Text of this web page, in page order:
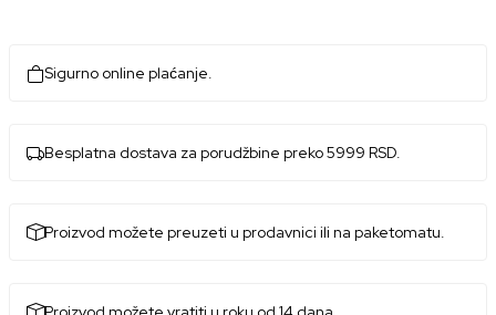
Sigurno online plaćanje.
Besplatna dostava za porudžbine preko 5999 RSD.
Proizvod možete preuzeti u prodavnici ili na paketomatu.